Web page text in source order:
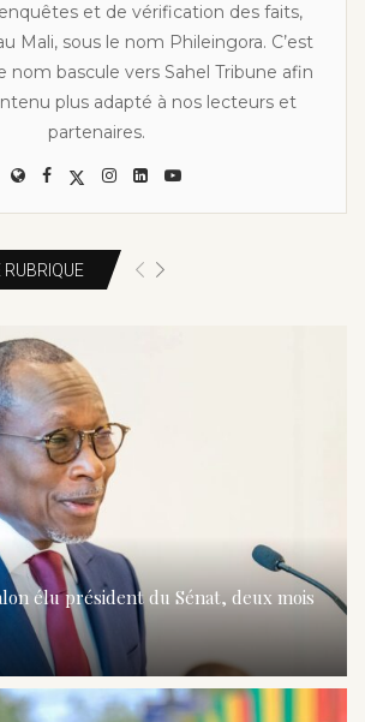
et de vérification des faits,
Mali, sous le nom Phileingora. C’est
nom bascule vers Sahel Tribune afin
plus adapté à nos lecteurs et
partenaires.
élu président du Sénat, deux mois